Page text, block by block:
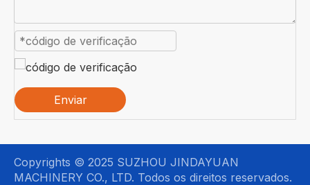
Enviar
Copyrights © 2025 SUZHOU JINDAYUAN
MACHINERY CO., LTD. Todos os direitos reservados.